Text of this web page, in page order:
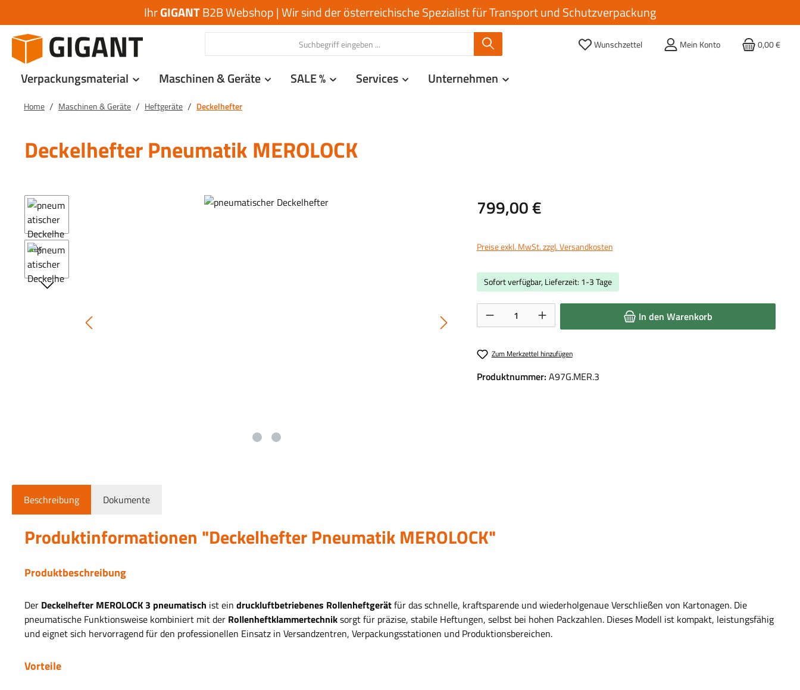
IhrGIGANTB2B Webshop | Wir sind der österreichische Spezialist für Transport und Schutzverpackung
Wunschzettel Mein Konto 0,00 €
Verpackungsmaterial Maschinen & Geräte SALE % Services Unternehmen
Home / Maschinen & Geräte / Heftgeräte / Deckelhefter
Deckelhefter Pneumatik MEROLOCK
Bildergalerie überspringen Regulärer Preis:
799,00 €
Preise exkl. MwSt. zzgl. Versandkosten
Sofort verfügbar, Lieferzeit: 1-3 Tage
Produkt Anzahl: Gib den gewünschten Wert ein oder benutze die Schaltflächen um die
In den Warenkorb
Zum Merkzettel hinzufügen
Produktnummer: A97G.MER.3
Beschreibung Dokumente
Produktinformationen "Deckelhefter Pneumatik MEROLOCK"
Produktbeschreibung
Der Deckelhefter MEROLOCK 3 pneumatisch ist ein druckluftbetriebenes Rollenheftgerätfür das schnelle, kraftsparende und wiederholgenaue Verschließen von Kartonagen. Die
pneumatische Funktionsweise kombiniert mit der Rollenheftklammertechniksorgt für präzise, stabile Heftungen, selbst bei hohen Packzahlen. Dieses Modell ist kompakt, leistungsfähig
und eignet sich hervorragend für den professionellen Einsatz in Versandzentren, Verpackungsstationen und Produktionsbereichen.
Vorteile